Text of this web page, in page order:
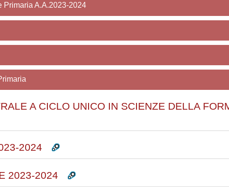
Primaria A.A.2023-2024
A CICLO UNICO IN SCIENZE DELLA
2024
2023-2024